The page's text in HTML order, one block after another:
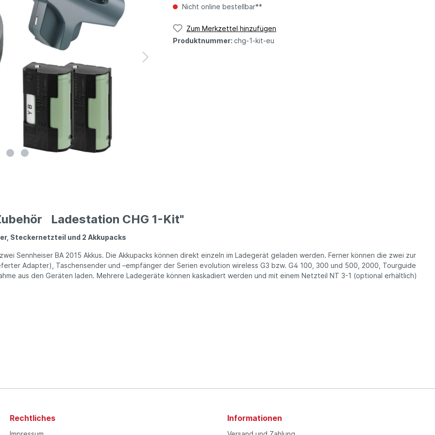
Nicht online bestellbar**
Zum Merkzettel hinzufügen
Produktnummer: chg-1-kit-eu
Ladestation CHG 1-Kit"
Steckernetzteil und 2 Akkupacks
Sennheiser BA 2015 Akkus. Die Akku­packs können direkt einzeln im Lade­gerät geladen werden. Ferner können die zwei zur
Adapter), Taschen­sender und –empfänger der Serien evolution wireless G3 bzw. G4 100, 300 und 500, 2000, Tourguide
aus den Geräten laden. Mehrere Lade­geräte können kaskadiert werden und mit einem Netzteil NT 3-1 (optional erhältlich)
Rechtliches Informationen